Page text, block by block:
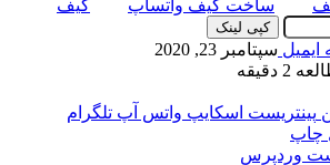
ساخت گیف واتساپ گیف
کپی لینک
ایمیل سپتامبر 23, 2020
پینتریست اسکایپ واتس آپ تلگرام
چاپ